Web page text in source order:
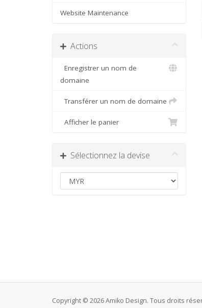
Website Maintenance
Actions
Enregistrer un nom de
domaine
Transférer un nom de domaine
Afficher le panier
Sélectionnez la devise
Copyright © 2026 Amiko Design. Tous droits